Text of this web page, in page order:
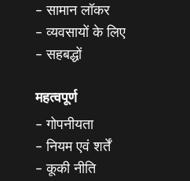
–सामान लॉकर
–व्यवसायों के लिए
–सहबद्धों
महत्वपूर्ण
–गोपनीयता
–नियम एवं शर्तें
–कूकी नीति